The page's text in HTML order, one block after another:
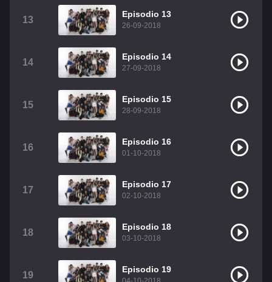
13
Episodio 13
26-09-2018
14
Episodio 14
27-09-2018
15
Episodio 15
28-09-2018
16
Episodio 16
01-10-2018
17
Episodio 17
02-10-2018
18
Episodio 18
03-10-2018
19
Episodio 19